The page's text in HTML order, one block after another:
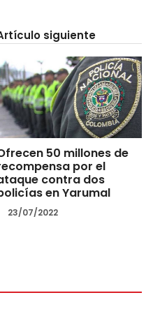
siguiente
50 millones de
por el
contra dos
en Yarumal
23/07/2022